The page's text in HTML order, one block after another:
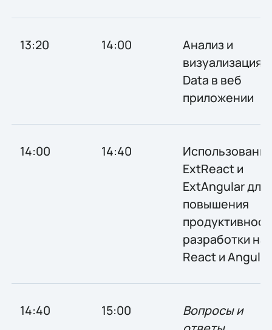
13:20 14:00
Анализ и
визуализация
Data в веб
приложении
14:00 14:40
ExtReact и
ExtAngular для
повышения
разработки на
React и Angular
14:40 15:00
Вопросы и